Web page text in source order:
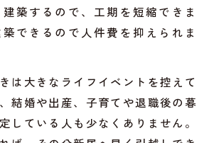
築するので、工期を短縮できま
できるので人件費を抑えられま
は大きなライフイベントを控えて
結婚や出産、子育てや退職後の暮
している人も少なくありません。